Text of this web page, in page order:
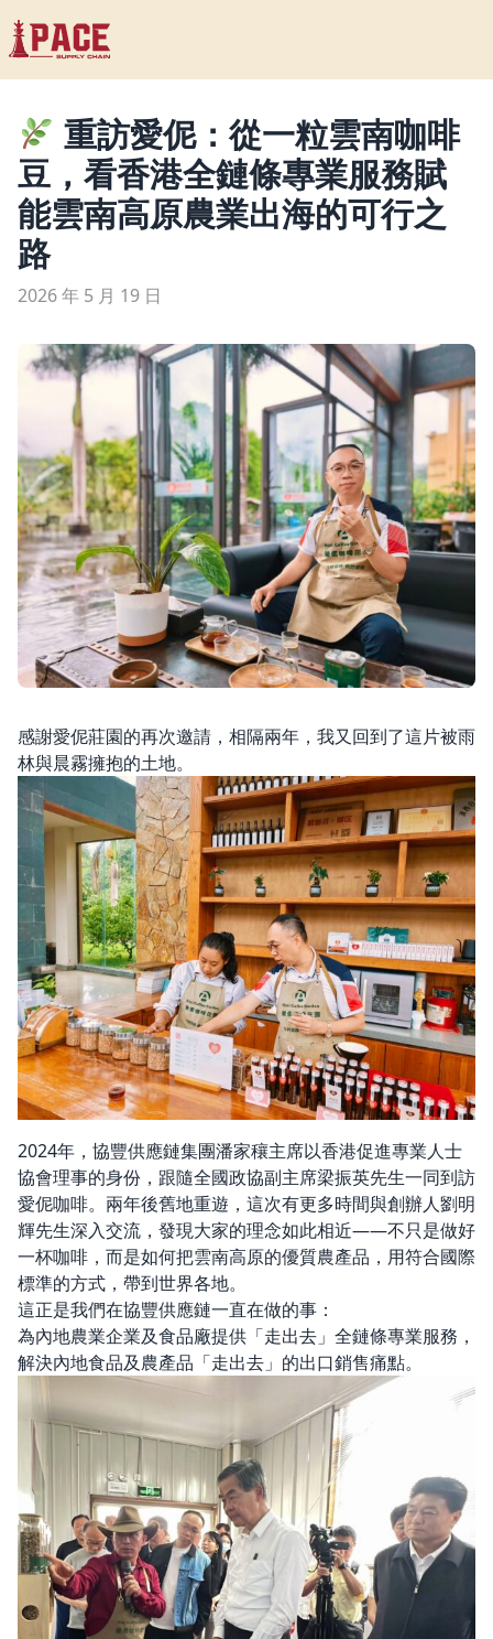
重訪愛伲：從一粒雲南咖啡
豆，看香港全鏈條專業服務賦
能雲南高原農業出海的可行之
路
2026 年 5 月 19 日
感謝愛伲莊園的再次邀請，相隔兩年，我又回到了這片被雨
林與晨霧擁抱的土地。
2024年，協豐供應鏈集團潘家穰主席以香港促進專業人士
協會理事的身份，跟隨全國政協副主席梁振英先生一同到訪
愛伲咖啡。兩年後舊地重遊，這次有更多時間與創辦人劉明
輝先生深入交流，發現大家的理念如此相近——不只是做好
一杯咖啡，而是如何把雲南高原的優質農產品，用符合國際
標準的方式，帶到世界各地。
這正是我們在協豐供應鏈一直在做的事：
為內地農業企業及食品廠提供「走出去」全鏈條專業服務，
解決內地食品及農產品「走出去」的出口銷售痛點。